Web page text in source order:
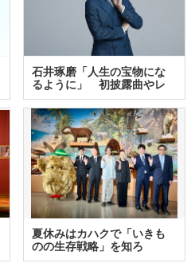
石井琢磨「人生の宝物にな
るように」 初披露曲やレ
ア…
夏休みはカハクで「いきも
のの生存戦略」を知ろ
う！ …